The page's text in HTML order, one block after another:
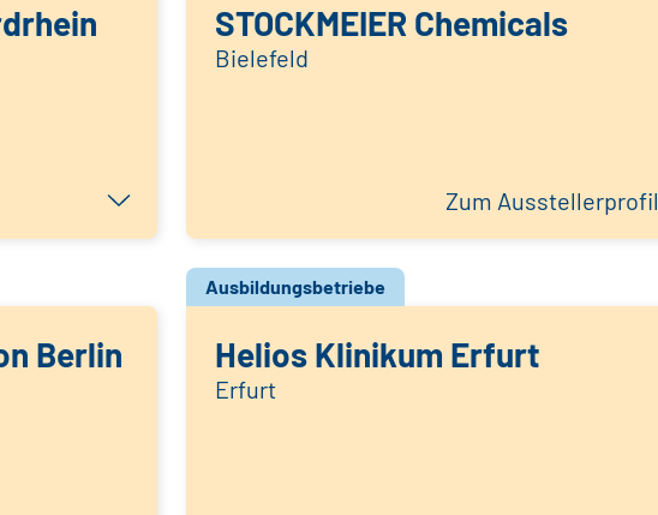
STOCKMEIER Chemicals
Bielefeld
Zum Ausstellerprofil
Berlin
Ausbildungsbetriebe
Helios Klinikum Erfurt
Erfurt